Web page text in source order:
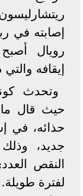
إصابته في
رويال
إيقافه
وتحدث
حيث قال
حذائه، في
جديد،
النقص
لفترة طويلة.